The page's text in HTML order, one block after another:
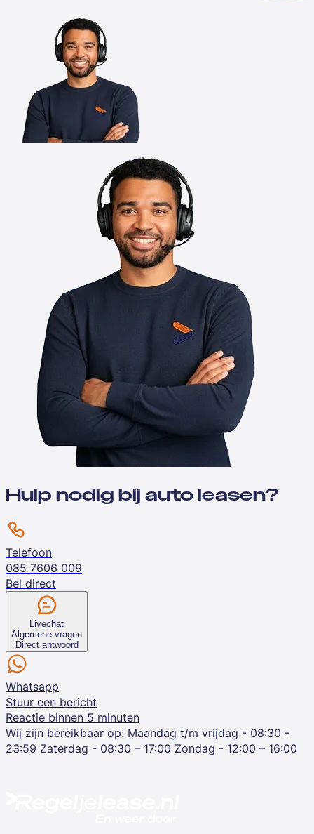
Hulp nodig bij auto leasen?
Telefoon
085 7606 009
Bel direct
Livechat
Algemene vragen
Direct antwoord
Whatsapp
Stuur een bericht
Reactie binnen 5 minuten
Wij zijn bereikbaar op: Maandag t/m vrijdag - 08:30 -
23:59 Zaterdag - 08:30 – 17:00 Zondag - 12:00 – 16:00